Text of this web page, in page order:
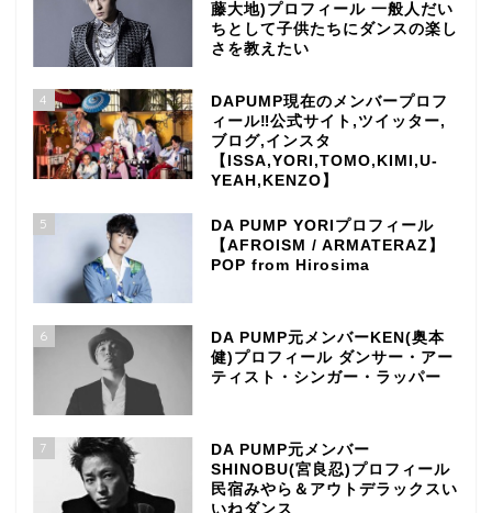
藤大地)プロフィール 一般人だい
ちとして子供たちにダンスの楽し
さを教えたい
4
DAPUMP現在のメンバープロフ
ィール‼公式サイト,ツイッター,
ブログ,インスタ
【ISSA,YORI,TOMO,KIMI,U-
YEAH,KENZO】
5
DA PUMP YORIプロフィール
【AFROISM / ARMATERAZ】
POP from Hirosima
6
DA PUMP元メンバーKEN(奥本
健)プロフィール ダンサー・アー
ティスト・シンガー・ラッパー
7
DA PUMP元メンバー
SHINOBU(宮良忍)プロフィール
民宿みやら＆アウトデラックスい
いねダンス